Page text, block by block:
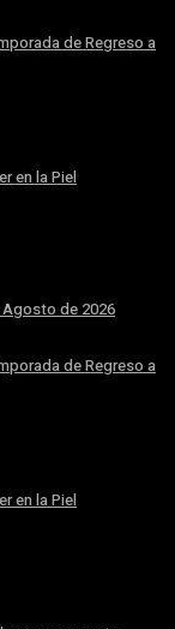
de Regreso a
en la Piel
de 2026
de Regreso a
en la Piel